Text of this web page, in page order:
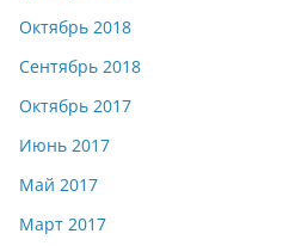
Октябрь 2018
Сентябрь 2018
Октябрь 2017
Июнь 2017
Май 2017
Март 2017